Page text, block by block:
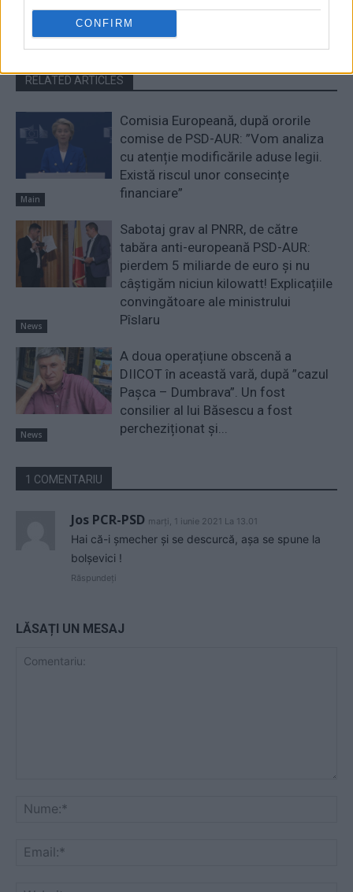
CONFIRM
RELATED ARTICLES
Main
Comisia Europeană, după ororile
comise de PSD-AUR: ”Vom analiza
cu atenție modificările aduse legii.
Există riscul unor consecințe
financiare”
News
Sabotaj grav al PNRR, de către
tabăra anti-europeană PSD-AUR:
pierdem 5 miliarde de euro și nu
câștigăm niciun kilowatt! Explicațiile
convingătoare ale ministrului
Pîslaru
News
A doua operațiune obscenă a
DIICOT în această vară, după ”cazul
Pașca – Dumbrava”. Un fost
consilier al lui Băsescu a fost
percheziționat și...
1 COMENTARIU
Jos PCR-PSD marți, 1 iunie 2021 La 13.01
Hai că-i șmecher și se descurcă, așa se spune la
bolșevici !
Răspundeți
LĂSAȚI UN MESAJ